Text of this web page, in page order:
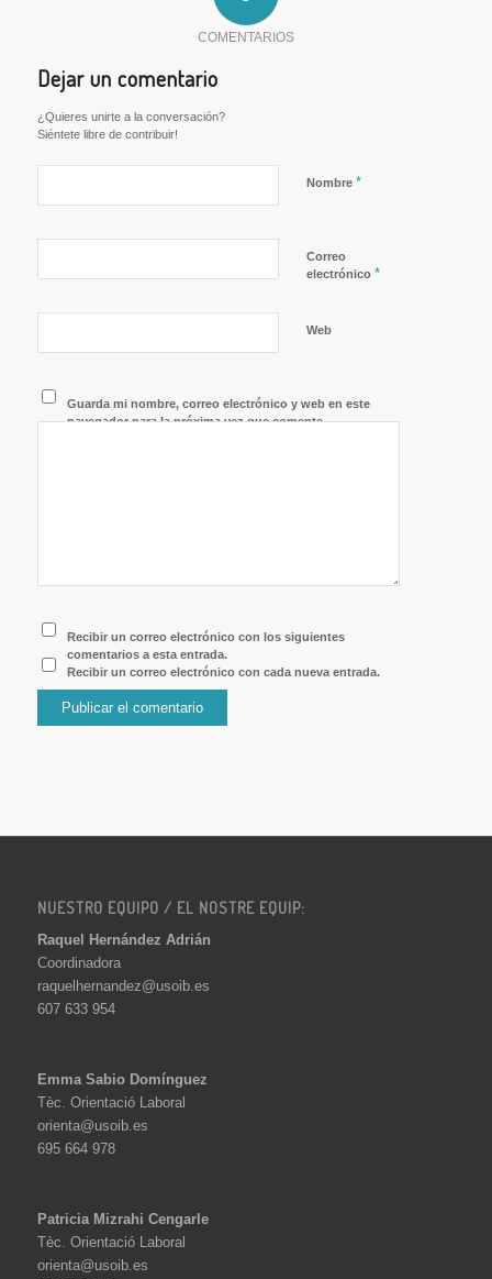
COMENTARIOS
Dejar un comentario
¿Quieres unirte a la conversación?
Siéntete libre de contribuir!
Nombre *
Correo
electrónico *
Web
Guarda mi nombre, correo electrónico y web en este
navegador para la próxima vez que comente.
Recibir un correo electrónico con los siguientes
comentarios a esta entrada.
Recibir un correo electrónico con cada nueva entrada.
NUESTRO EQUIPO / EL NOSTRE EQUIP:
Raquel Hernández Adrián
Coordinadora
raquelhernandez@usoib.es
607 633 954
Emma Sabio Domínguez
Tèc. Orientació Laboral
orienta@usoib.es
695 664 978
Patricia Mizrahi Cengarle
Tèc. Orientació Laboral
orienta@usoib.es